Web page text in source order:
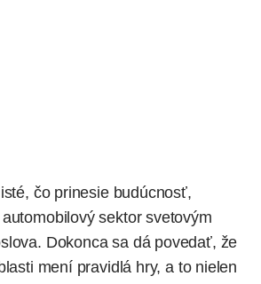
čo prinesie budúcnosť,
sektor svetovým
Dokonca sa dá povedať, že
mení pravidlá hry, a to nielen